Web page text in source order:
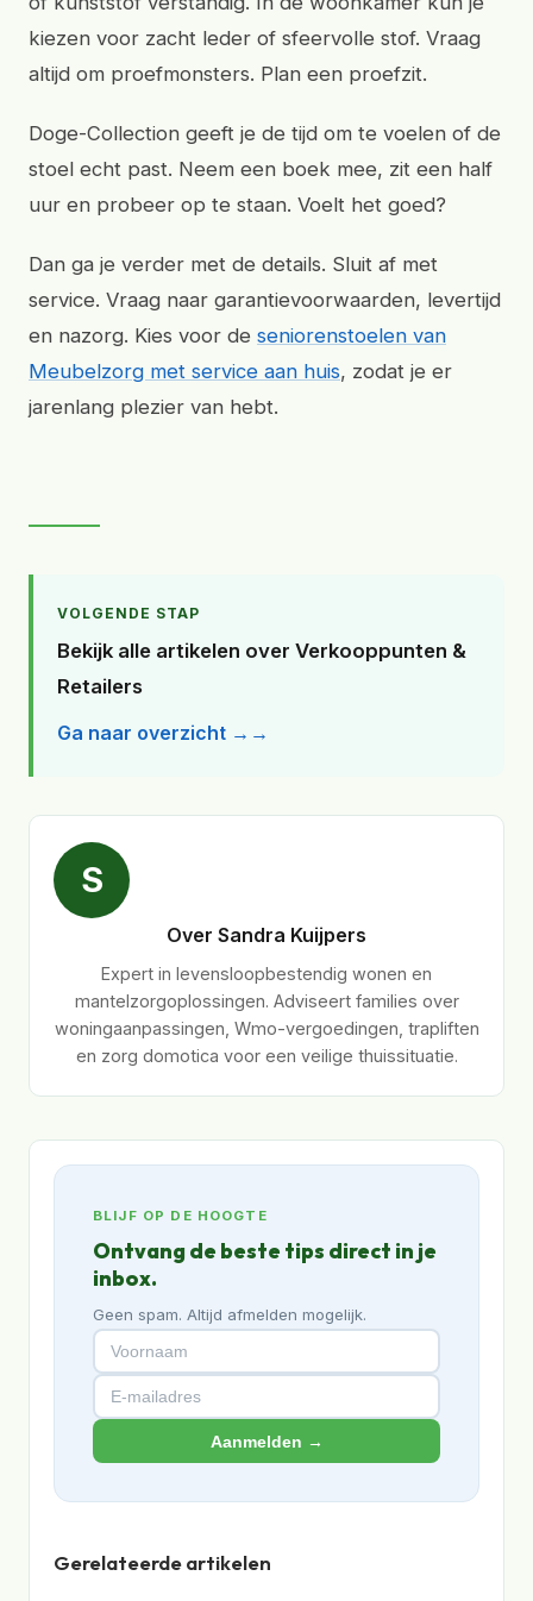
kiezen voor zacht leder of sfeervolle stof. Vraag
altijd om proefmonsters. Plan een proefzit.
Doge-Collection geeft je de tijd om te voelen of de
stoel echt past. Neem een boek mee, zit een half
uur en probeer op te staan. Voelt het goed?
Dan ga je verder met de details. Sluit af met
service. Vraag naar garantievoorwaarden, levertijd
en nazorg. Kies voor de seniorenstoelen van
Meubelzorg met service aan huis, zodat je er
jarenlang plezier van hebt.
VOLGENDE STAP
Bekijk alle artikelen over Verkooppunten &
Retailers
Ga naar overzicht →
S
Over Sandra Kuijpers
Expert in levensloopbestendig wonen en
mantelzorgoplossingen. Adviseert families over
woningaanpassingen, Wmo-vergoedingen, trapliften
en zorg domotica voor een veilige thuissituatie.
BLIJF OP DE HOOGTE
Ontvang de beste tips direct in je
inbox.
Geen spam. Altijd afmelden mogelijk.
Aanmelden →
Gerelateerde artikelen